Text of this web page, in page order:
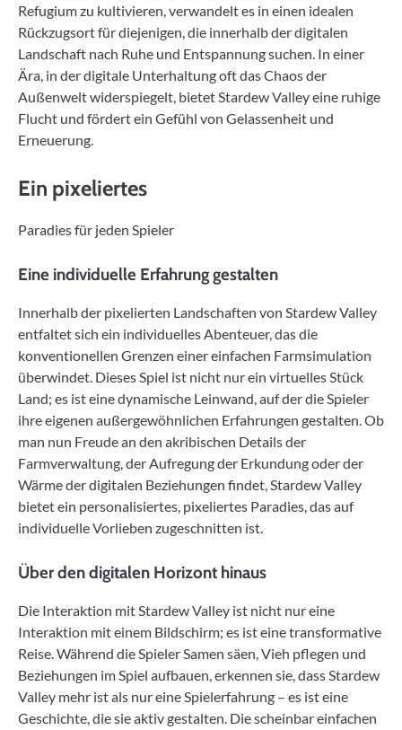
Refugium zu kultivieren, verwandelt es in einen idealen
Rückzugsort für diejenigen, die innerhalb der digitalen
Landschaft nach Ruhe und Entspannung suchen. In einer
Ära, in der digitale Unterhaltung oft das Chaos der
Außenwelt widerspiegelt, bietet Stardew Valley eine ruhige
Flucht und fördert ein Gefühl von Gelassenheit und
Erneuerung.
Ein pixeliertes
Paradies für jeden Spieler
Eine individuelle Erfahrung gestalten
Innerhalb der pixelierten Landschaften von Stardew Valley
entfaltet sich ein individuelles Abenteuer, das die
konventionellen Grenzen einer einfachen Farmsimulation
überwindet. Dieses Spiel ist nicht nur ein virtuelles Stück
Land; es ist eine dynamische Leinwand, auf der die Spieler
ihre eigenen außergewöhnlichen Erfahrungen gestalten. Ob
man nun Freude an den akribischen Details der
Farmverwaltung, der Aufregung der Erkundung oder der
Wärme der digitalen Beziehungen findet, Stardew Valley
bietet ein personalisiertes, pixeliertes Paradies, das auf
individuelle Vorlieben zugeschnitten ist.
Über den digitalen Horizont hinaus
Die Interaktion mit Stardew Valley ist nicht nur eine
Interaktion mit einem Bildschirm; es ist eine transformative
Reise. Während die Spieler Samen säen, Vieh pflegen und
Beziehungen im Spiel aufbauen, erkennen sie, dass Stardew
Valley mehr ist als nur eine Spielerfahrung – es ist eine
Geschichte, die sie aktiv gestalten. Die scheinbar einfachen